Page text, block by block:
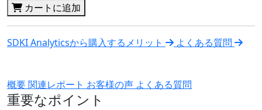
カートに追加
SDKI Analyticsから購入するメリット よくある質問
概要関連レポート お客様の声 よくある質問
重要なポイント